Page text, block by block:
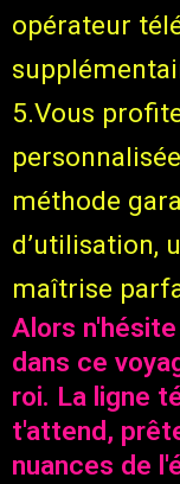
opérateur
5.Vous
méthode
d’utilisation,
maîtrise
Alors
dans ce
roi. La ligne
t'attend,
nuances de